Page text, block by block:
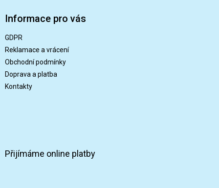
Informace pro vás
GDPR
Reklamace a vrácení
Obchodní podmínky
Doprava a platba
Kontakty
Přijímáme online platby